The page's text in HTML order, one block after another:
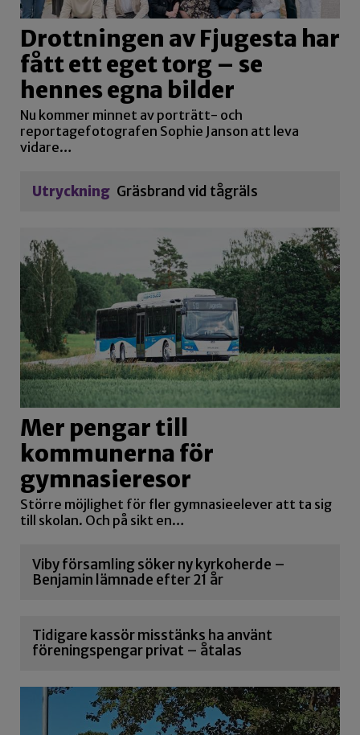
Drottningen av Fjugesta har
fått ett eget torg – se
hennes egna bilder
Nu kommer minnet av porträtt- och
reportagefotografen Sophie Janson att leva
vidare…
Utryckning Gräsbrand vid tågräls
Mer pengar till
kommunerna för
gymnasieresor
Större möjlighet för fler gymnasieelever att ta sig
till skolan. Och på sikt en…
Viby församling söker ny kyrkoherde –
Benjamin lämnade efter 21 år
Tidigare kassör misstänks ha använt
föreningspengar privat – åtalas